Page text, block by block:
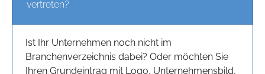
vertreten?
Ist Ihr Unternehmen noch nicht im
Branchenverzeichnis dabei? Oder möchten Sie
Ihren Grundeintrag mit Logo, Unternehmensbild,